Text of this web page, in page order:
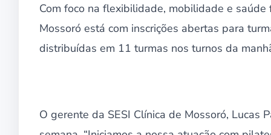
Com foco na flexibilidade, mobilidade e
Mossoró está com inscrições abertas para
distribuídas em 11 turmas nos turnos da
O gerente da SESI Clínica de Mossoró, Lucas